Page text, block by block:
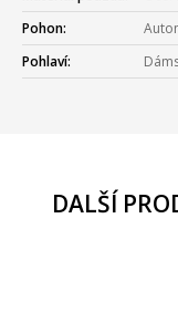
Pohon:
Pohlaví:
DALŠÍ